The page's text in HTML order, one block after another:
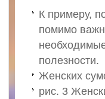
К примеру,
помимо
полезности.
Женских
рис. 3